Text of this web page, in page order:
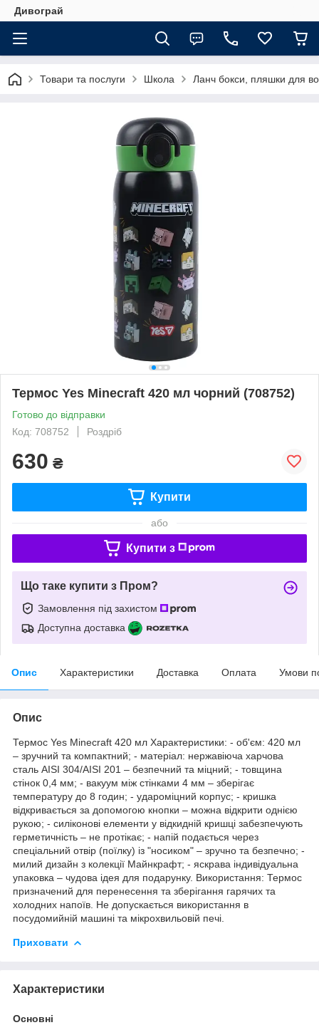
Дивограй
Товари та послуги Школа Ланч бокси, пляшки для
Термос Yes Minecraft 420 мл чорний (708752)
Готово до відправки
Код: 708752
Роздріб
630 ₴
Купити
або
Купити з
Що таке купити з Пром?
Замовлення під захистом
Доступна доставка
Опис Характеристики Доставка Оплата Умови
Опис
Термос Yes Minecraft 420 мл Характеристики: - об'єм: 420 мл
– зручний та компактний; - матеріал: нержавіюча харчова
сталь AISI 304/AISI 201 – безпечний та міцний; - товщина
стінок 0,4 мм; - вакуум між стінками 4 мм – зберігає
температуру до 8 годин; - удароміцний корпус; - кришка
відкривається за допомогою кнопки – можна відкрити однією
рукою; - силіконові елементи у відкидній кришці забезпечують
герметичність – не протікає; - напій подається через
спеціальний отвір (поїлку) із "носиком" – зручно та безпечно; -
милий дизайн з колекції Майнкрафт; - яскрава індивідуальна
упаковка – чудова ідея для подарунку. Використання: Термос
призначений для перенесення та зберігання гарячих та
холодних напоїв. Не допускається використання в
посудомийній машині та мікрохвильовій печі.
Приховати
Характеристики
Основні